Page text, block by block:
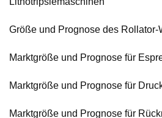
Größe und Prognose des Rollator-
Marktgröße und Prognose für
Marktgröße und Prognose für
Marktgröße und Prognose für